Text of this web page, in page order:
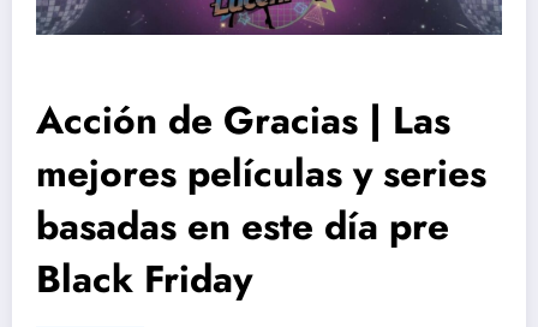
Acción de Gracias | Las
mejores películas y series
basadas en este día pre
Black Friday